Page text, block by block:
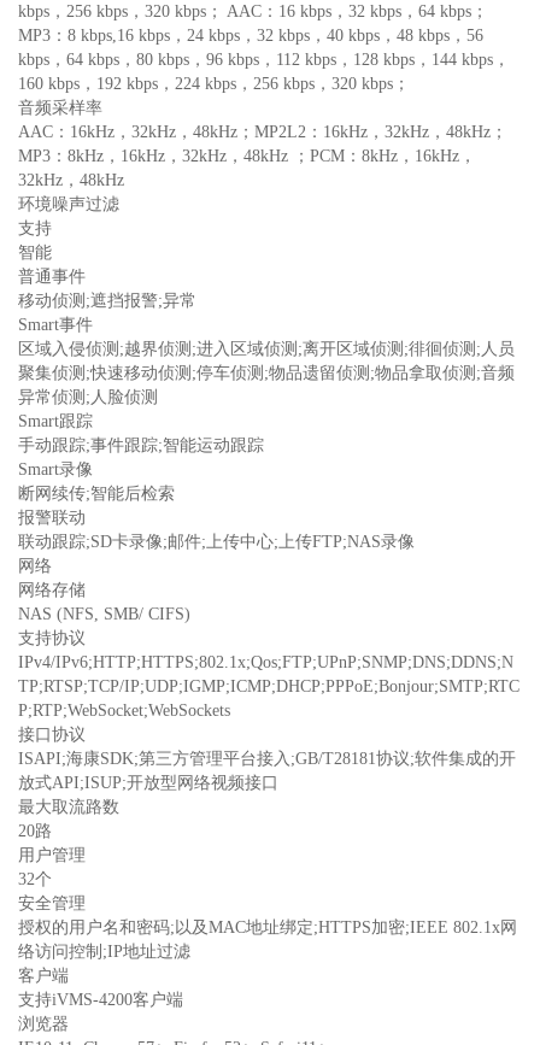
kbps，256 kbps，320 kbps； AAC：16 kbps，32 kbps，64 kbps；
MP3：8 kbps,16 kbps，24 kbps，32 kbps，40 kbps，48 kbps，56
kbps，64 kbps，80 kbps，96 kbps，112 kbps，128 kbps，144 kbps，
160 kbps，192 kbps，224 kbps，256 kbps，320 kbps；
音频采样率
AAC：16kHz，32kHz，48kHz；MP2L2：16kHz，32kHz，48kHz；
MP3：8kHz，16kHz，32kHz，48kHz ；PCM：8kHz，16kHz，
32kHz，48kHz
环境噪声过滤
支持
智能
普通事件
移动侦测;遮挡报警;异常
Smart事件
区域入侵侦测;越界侦测;进入区域侦测;离开区域侦测;徘徊侦测;人员
聚集侦测;快速移动侦测;停车侦测;物品遗留侦测;物品拿取侦测;音频
异常侦测;人脸侦测
Smart跟踪
手动跟踪;事件跟踪;智能运动跟踪
Smart录像
断网续传;智能后检索
报警联动
联动跟踪;SD卡录像;邮件;上传中心;上传FTP;NAS录像
网络
网络存储
NAS (NFS, SMB/ CIFS)
支持协议
IPv4/IPv6;HTTP;HTTPS;802.1x;Qos;FTP;UPnP;SNMP;DNS;DDNS;N
TP;RTSP;TCP/IP;UDP;IGMP;ICMP;DHCP;PPPoE;Bonjour;SMTP;RTC
P;RTP;WebSocket;WebSockets
接口协议
ISAPI;海康SDK;第三方管理平台接入;GB/T28181协议;软件集成的开
放式API;ISUP;开放型网络视频接口
最大取流路数
20路
用户管理
32个
安全管理
授权的用户名和密码;以及MAC地址绑定;HTTPS加密;IEEE 802.1x网
络访问控制;IP地址过滤
客户端
支持iVMS-4200客户端
浏览器